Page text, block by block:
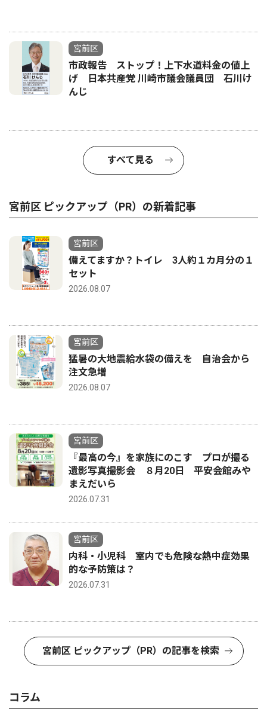
宮前区
市政報告 ストップ！上下水道料金の値上
げ 日本共産党 川崎市議会議員団 石川け
んじ
すべて見る
宮前区 ピックアップ（PR）の新着記事
宮前区
備えてますか？トイレ 3人約１カ月分の１
セット
2026.08.07
宮前区
猛暑の大地震給水袋の備えを 自治会から
注文急増
2026.08.07
宮前区
『最高の今』を家族にのこす プロが撮る
遺影写真撮影会 ８月20日 平安会館みや
まえだいら
2026.07.31
宮前区
内科・小児科 室内でも危険な熱中症効果
的な予防策は？
2026.07.31
宮前区 ピックアップ（PR）の記事を検索
コラム